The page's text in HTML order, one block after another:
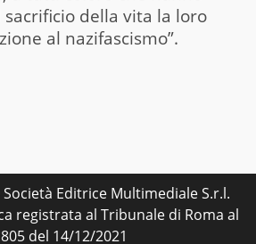
della vita la loro
al nazifascismo”.
Editrice Multimediale S.r.l.
registrata al Tribunale di Roma al
del 14/12/2021